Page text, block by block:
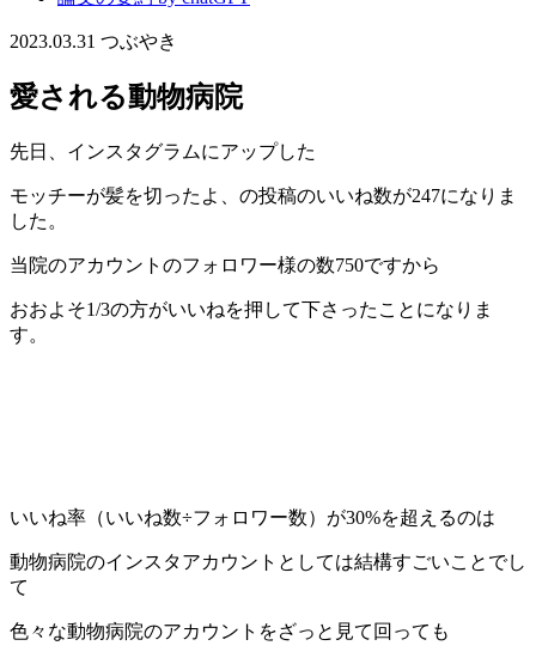
2023.03.31 つぶやき
愛される動物病院
先日、インスタグラムにアップした
モッチーが髪を切ったよ、の投稿のいいね数が247になりま
した。
当院のアカウントのフォロワー様の数750ですから
おおよそ1/3の方がいいねを押して下さったことになりま
す。
いいね率（いいね数÷フォロワー数）が30%を超えるのは
動物病院のインスタアカウントとしては結構すごいことでし
て
色々な動物病院のアカウントをざっと見て回っても